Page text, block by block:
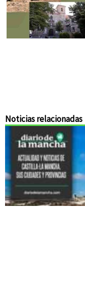
Noticias relacionadas